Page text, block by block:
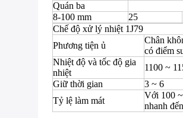
Quán ba
8-100 mm
25
Chế độ xử lý nhiệt 1J79
Phương tiện ủ
Chân
có điểm
Nhiệt độ và tốc độ gia
nhiệt
1100 ~
Giữ thời gian
3 ~ 6
Tỷ lệ làm mát
Với 100 ~
nhanh